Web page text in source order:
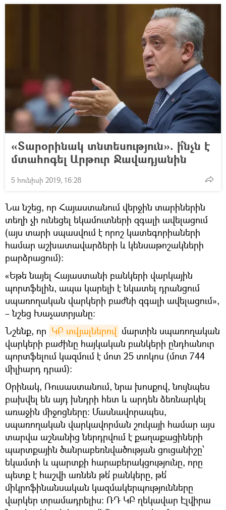
«Տարօրինակ տնտեսություն». ի՞նչն է
մտահոգել Արթուր Ջավադյանին
5 հունիսի 2019, 16:28
Նա նշեց, որ Հայաստանում վերջին տարիներին
տեղի չի ունեցել եկամուտների զգալի ավելացում
(այս տարի սպասվում է որոշ կատեգորիաների
համար աշխատավարձերի և կենսաթոշակների
բարձրացում)։
«Եթե նայել Հայաստանի բանկերի վարկային
պորտֆելին, ապա կարելի է նկատել դրանցում
սպառողական վարկերի բաժնի զգալի ավելացում»,
– նշեց Խաչատրյանը։
Նշենք, որ ԿԲ տվյալներով մարտին սպառողական
վարկերի բաժինը հայկական բանկերի ընդհանուր
պորտֆելում կազմում է մոտ 25 տոկոս (մոտ 744
միլիարդ դրամ)։
Օրինակ, Ռուսաստանում, նրա խոսքով, նույնպես
բախվել են այդ խնդրի հետ և արդեն ձեռնարկել
առաջին միջոցները: Մասնավորապես,
սպառողական վարկավորման շուկայի համար այս
տարվա աշնանից ներդրվում է քաղաքացիների
պարտքային ծանրաբեռնվածության ցուցանիշը՝
եկամտի և պարտքի հարաբերակցությունը, որը
պետք է հաշվի առնեն թե՛ բանկերը, թե՛
միկրոֆինանսական կազմակերպությունները
վարկեր տրամադրելիս։ ՌԴ ԿԲ ղեկավար Էլվիրա